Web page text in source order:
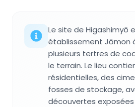
Le site de Higashimyō
établissement Jōmon
plusieurs tertres de
le terrain. Le lieu
résidentielles, des
fosses de stockage,
découvertes